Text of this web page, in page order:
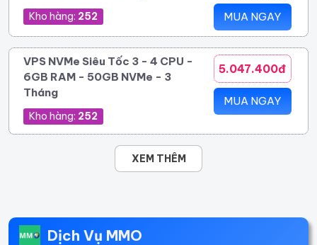
Kho hàng: 252 MUA NGAY
VPS NVMe Siêu Tốc 3 - 4 CPU -
6GB RAM - 50GB NVMe - 3
Tháng
Kho hàng: 252
5.047.400đ
MUA NGAY
XEM THÊM
Dịch Vụ MMO